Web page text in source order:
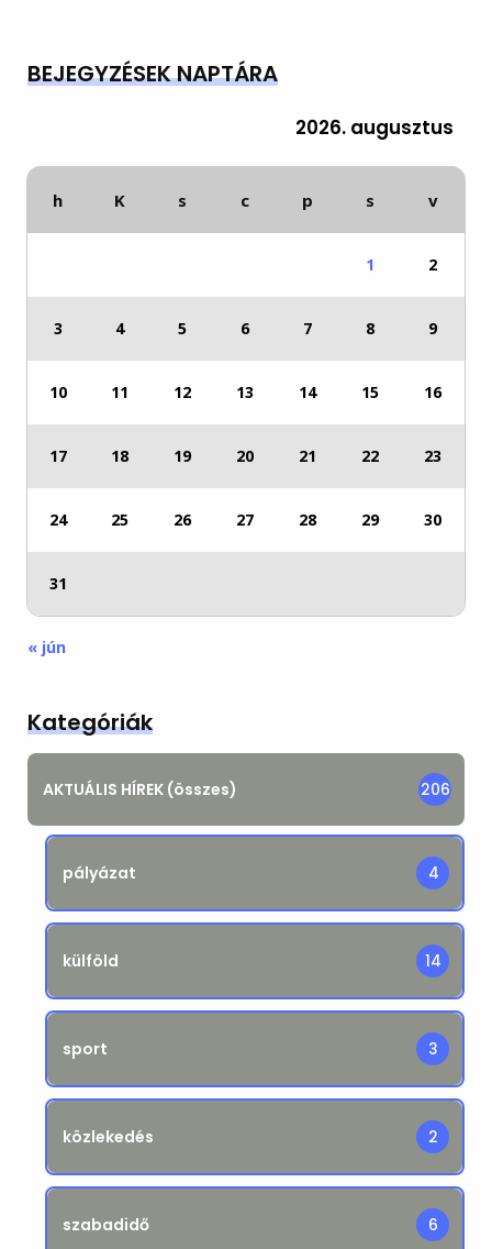
BEJEGYZÉSEK NAPTÁRA
2026. augusztus
h K s c p s v
1 2
3 4 5 6 7 8 9
10 11 12 13 14 15 16
17 18 19 20 21 22 23
24 25 26 27 28 29 30
31
« jún
Kategóriák
AKTUÁLIS HÍREK (összes) 206
pályázat 4
külföld 14
sport 3
közlekedés 2
szabadidő 6